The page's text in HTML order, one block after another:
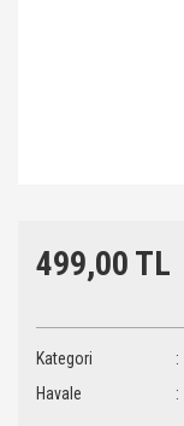
499,00 TL
Kategori
Havale